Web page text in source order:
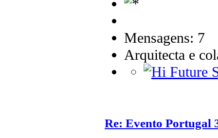
Mensagens: 7
Arquitecta e
Re: Evento Portugal